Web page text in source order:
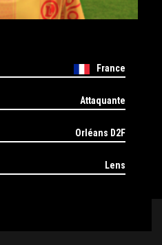
France
Attaquante
Orléans D2F
Lens